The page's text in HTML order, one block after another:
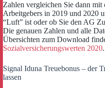
Zahlen vergleichen Sie dann mit
Arbeitgebers in 2019 und 2020
“Luft” ist oder ob Sie den AG
Die genauen Zahlen und alle
Übersichten zum Download
Sozialversicherungswerten 2020.
Signal Iduna Treuebonus – der
lassen